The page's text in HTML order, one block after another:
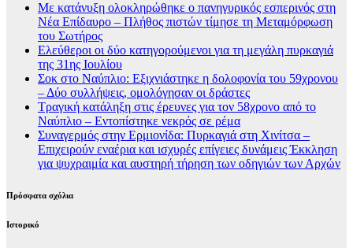
Με κατάνυξη ολοκληρώθηκε ο πανηγυρικός εσπερινός στη
Νέα Επίδαυρο – Πλήθος πιστών τίμησε τη Μεταμόρφωση
του Σωτήρος
Ελεύθεροι οι δύο κατηγορούμενοι για τη μεγάλη πυρκαγιά
της 31ης Ιουλίου
Σοκ στο Ναύπλιο: Εξιχνιάστηκε η δολοφονία του 59χρονου
– Δύο συλλήψεις, ομολόγησαν οι δράστες
Τραγική κατάληξη στις έρευνες για τον 58χρονο από το
Ναύπλιο – Εντοπίστηκε νεκρός σε ρέμα
Συναγερμός στην Ερμιονίδα: Πυρκαγιά στη Χινίτσα –
Επιχειρούν εναέρια και ισχυρές επίγειες δυνάμεις Έκκληση
για ψυχραιμία και αυστηρή τήρηση των οδηγιών των Αρχών
Πρόσφατα σχόλια
Ιστορικό